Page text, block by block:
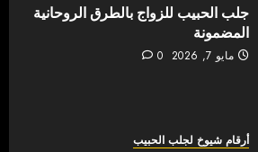
جلب الحبيب للزواج بالطرق الروحانية
المضمونة
مايو 7, 2026 0
أرقام شيوخ لجلب الحبيب